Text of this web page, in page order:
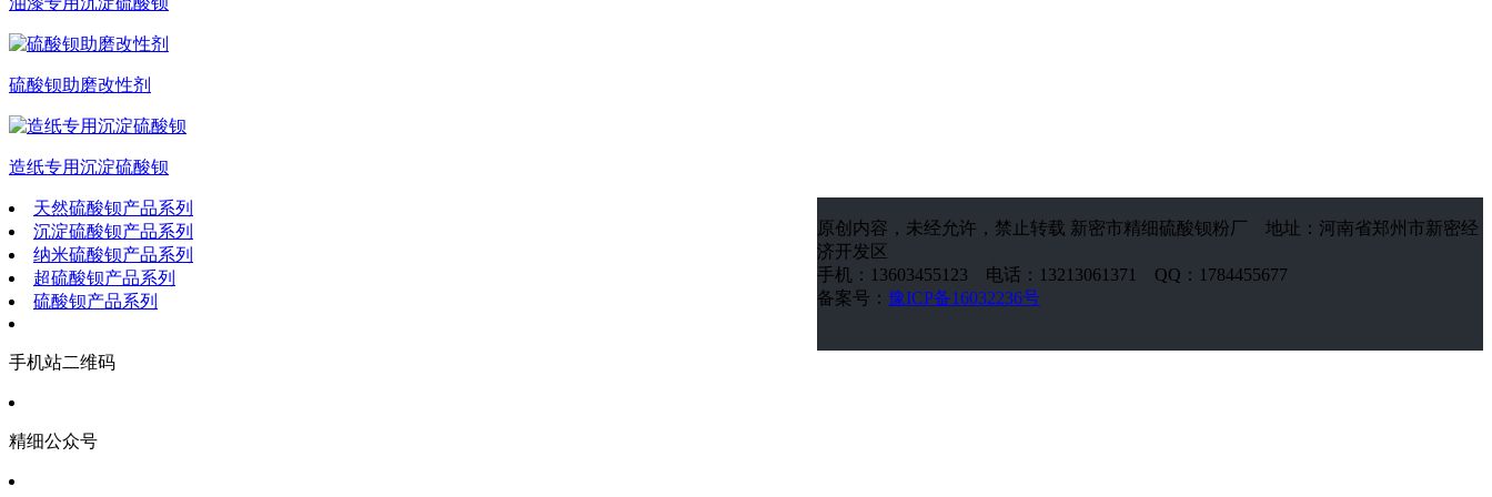
硫酸钡助磨改性剂
造纸专用沉淀硫酸钡
天然硫酸钡产品系列
沉淀硫酸钡产品系列
纳米硫酸钡产品系列
超硫酸钡产品系列
硫酸钡产品系列
原创内容，未经允许，禁止转载 新密市精细硫酸钡粉厂 地址：河南省郑州市新密经
济开发区
手机：13603455123 电话：13213061371 QQ：1784455677
备案号： 豫ICP备16032236号
手机站二维码
精细公众号